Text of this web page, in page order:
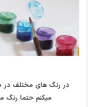
در رنگ های مختلف در
میکنم حتما رنگ